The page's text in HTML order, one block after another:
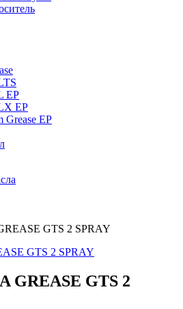
EP
EP
Grease EP
GTS 2 SPRAY
GREASE GTS 2